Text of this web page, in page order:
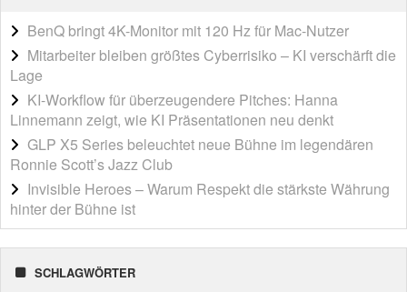
BenQ bringt 4K-Monitor mit 120 Hz für Mac-Nutzer
Mitarbeiter bleiben größtes Cyberrisiko – KI verschärft die
Lage
KI-Workflow für überzeugendere Pitches: Hanna
Linnemann zeigt, wie KI Präsentationen neu denkt
GLP X5 Series beleuchtet neue Bühne im legendären
Ronnie Scott’s Jazz Club
Invisible Heroes – Warum Respekt die stärkste Währung
hinter der Bühne ist
SCHLAGWÖRTER